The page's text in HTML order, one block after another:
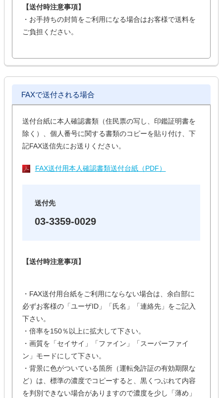
【送付時注意事項】
・お手持ちの封筒をご利用になる場合はお客様で送料を
ご負担ください。
FAXで送付される場合
送付台紙に本人確認書類（住民票の写し、印鑑証明書を
除く）、個人番号に関する書類のコピーを貼り付け、下
記FAX送信先にお送りください。
FAX送付用本人確認書類送付台紙（PDF）
送付先
03-3359-0029
【送付時注意事項】
・FAX送付用台紙をご利用にならない場合は、余白部に
必ずお客様の「ユーザID」「氏名」「連絡先」をご記入
下さい。
・倍率を150％以上に拡大して下さい。
・画質を「セイサイ」「ファイン」「スーパーファイ
ン」モードにして下さい。
・背景に色がついている箇所（運転免許証の有効期限な
ど）は、標準の濃度でコピーすると、黒くつぶれて内容
を判別できない場合がありますので濃度を少し「薄め」